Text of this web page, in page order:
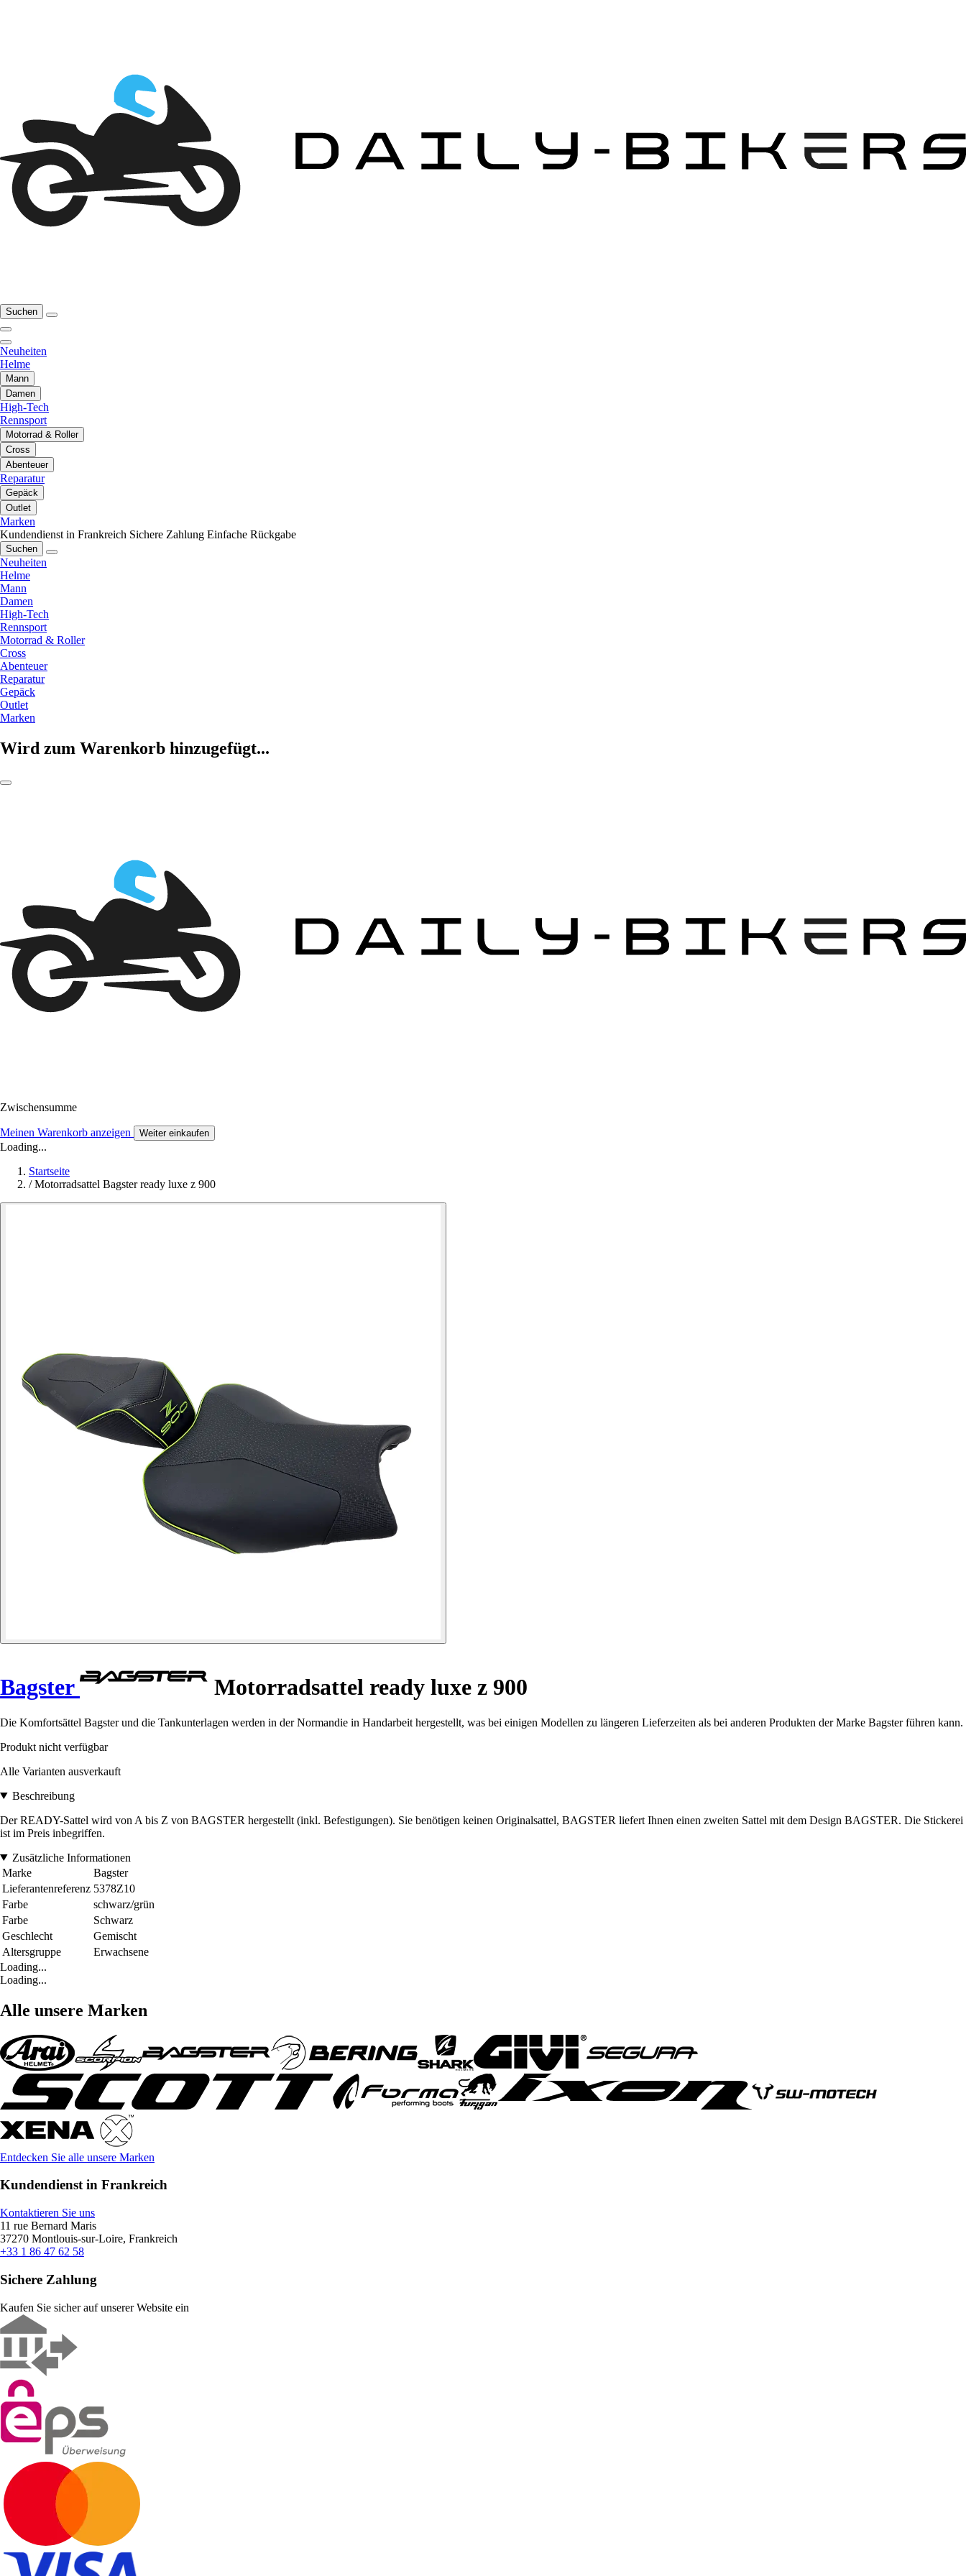
Suchen
Neuheiten
Helme
Mann
Damen
High-Tech
Rennsport
Motorrad & Roller
Cross
Abenteuer
Reparatur
Gepäck
Outlet
Marken
Kundendienst in Frankreich Sichere Zahlung Einfache Rückgabe
Suchen
Neuheiten
Helme
Mann
Damen
High-Tech
Rennsport
Motorrad & Roller
Cross
Abenteuer
Reparatur
Gepäck
Outlet
Marken
Wird zum Warenkorb hinzugefügt...
Zwischensumme
Meinen Warenkorb anzeigen Weiter einkaufen
Loading...
Startseite
/ Motorradsattel Bagster ready luxe z 900
Bagster Motorradsattel ready luxe z 900
Die Komfortsättel Bagster und die Tankunterlagen werden in der Normandie in Handarbeit hergestellt, was bei einigen Modellen zu längeren Lieferzeiten als bei anderen Produkten der Marke Bagster führen kann.
Produkt nicht verfügbar
Alle Varianten ausverkauft
Beschreibung
Der READY-Sattel wird von A bis Z von BAGSTER hergestellt (inkl. Befestigungen). Sie benötigen keinen Originalsattel, BAGSTER liefert Ihnen einen zweiten Sattel mit dem Design BAGSTER. Die Stickerei
ist im Preis inbegriffen.
Zusätzliche Informationen
Marke
Bagster
Lieferantenreferenz 5378Z10
Farbe
schwarz/grün
Farbe
Schwarz
Geschlecht
Gemischt
Altersgruppe
Erwachsene
Loading...
Loading...
Alle unsere Marken
Entdecken Sie alle unsere Marken
Kundendienst in Frankreich
Kontaktieren Sie uns
11 rue Bernard Maris
37270 Montlouis-sur-Loire, Frankreich
+33 1 86 47 62 58
Sichere Zahlung
Kaufen Sie sicher auf unserer Website ein